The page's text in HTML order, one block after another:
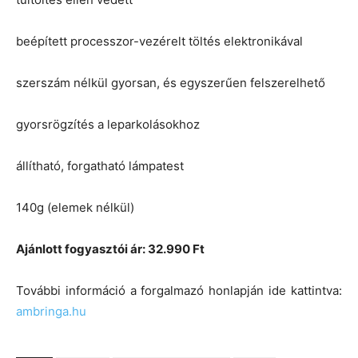
beépített processzor-vezérelt töltés elektronikával
szerszám nélkül gyorsan, és egyszerűen felszerelhető
gyorsrögzítés a leparkolásokhoz
állítható, forgatható lámpatest
140g (elemek nélkül)
Ajánlott fogyasztói ár: 32.990 Ft
További információ a forgalmazó honlapján ide kattintva:
ambringa.hu